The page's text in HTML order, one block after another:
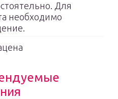
Для
необходимо